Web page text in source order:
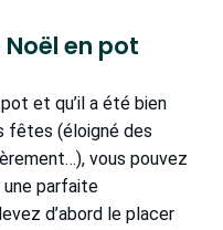
en pot
et qu’il a été bien
fêtes (éloigné des
vous pouvez
une parfaite
d’abord le placer